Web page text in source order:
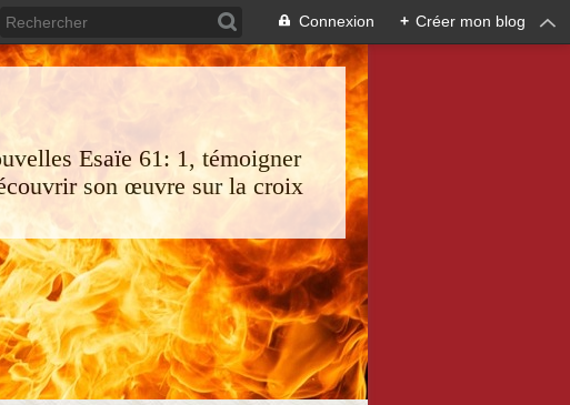
Connexion + Créer mon blog
Esaïe 61: 1, témoigner
son œuvre sur la croix